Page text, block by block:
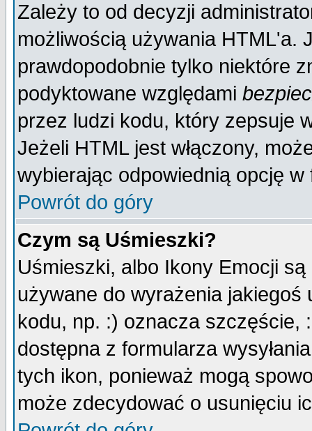
Zależy to od decyzji
możliwością używania HTML'a.
prawdopodobnie tylko niektóre
podyktowane względami
przez ludzi kodu, który zepsuje
Jeżeli HTML jest włączony,
wybierając odpowiednią opcję w
Powrót do góry
Czym są Uśmieszki?
Uśmieszki, albo Ikony Emocji
używane do wyrażenia
kodu, np. :) oznacza szczęście,
dostępna z formularza
tych ikon, ponieważ mogą
może zdecydować o usunięciu